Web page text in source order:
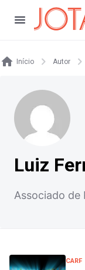
Início Autor
Luiz
Associado de
CARF